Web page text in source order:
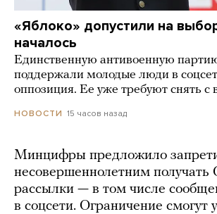
«Яблоко» допустили на
началось
Единственную антивоенную
поддержали молодые люди в
оппозиция. Ее уже требуют снять с
НОВОСТИ 15 часов назад
Минцифры предложило
несовершеннолетним
рассылки — в том числе
в соцсети. Ограничение смогут